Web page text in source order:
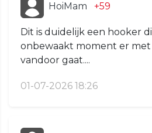
HoiMam +59
Dit is duidelijk een hooker
onbewaakt moment er
vandoor gaat....
01-07-2026 18:26